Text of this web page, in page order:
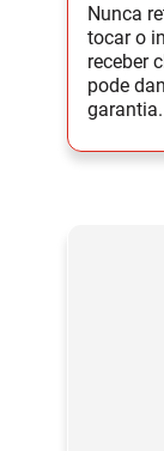
Nunca
tocar o
receber
pode
garantia.